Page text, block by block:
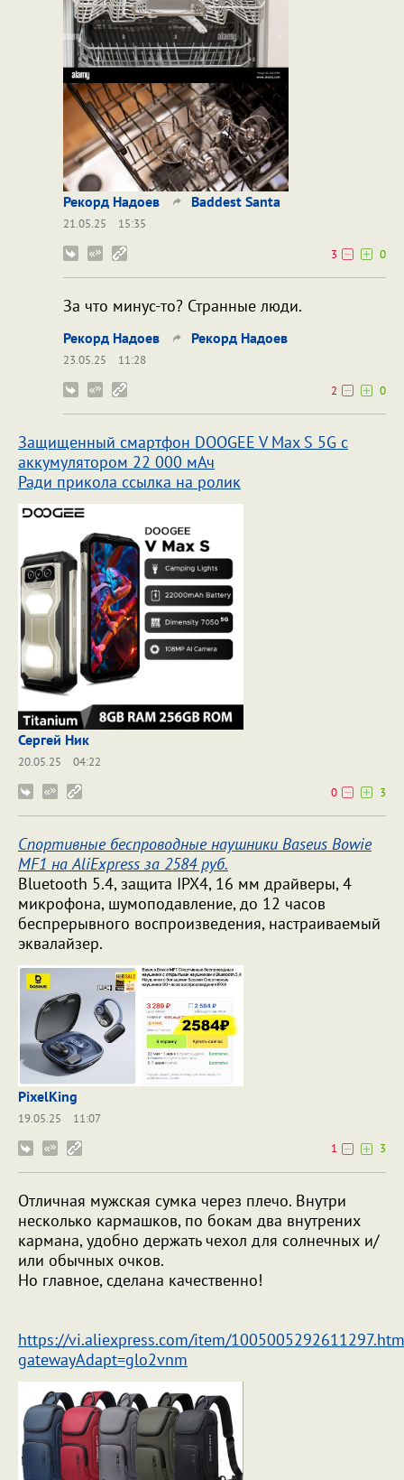
Рекорд Надоев Baddest Santa
21.05.25
15:35
3
0
За что минус-то? Странные люди.
Рекорд Надоев Рекорд Надоев
23.05.25
11:28
2
0
Защищенный смартфон DOOGEE V Max S 5G с
аккумулятором 22 000 мАч
Ради прикола ссылка на ролик
Сергей Ник
20.05.25
04:22
0
3
Спортивные беспроводные наушники Baseus Bowie
MF1 на AliExpress за 2584 руб.
Bluetooth 5.4, защита IPX4, 16 мм драйверы, 4
микрофона, шумоподавление, до 12 часов
беспрерывного воспроизведения, настраиваемый
эквалайзер.
PixelKing
19.05.25
11:07
1
3
Oтличная мужская сумка через плечо. Внутри
несколько кармашков, по бокам два внутрених
кармана, удобно держать чехол для солнечных и/
или обычных очков.
Но главное, сделана качественно!
https://vi.aliexpress.com/item/
gatewayAdapt=glo2vnm